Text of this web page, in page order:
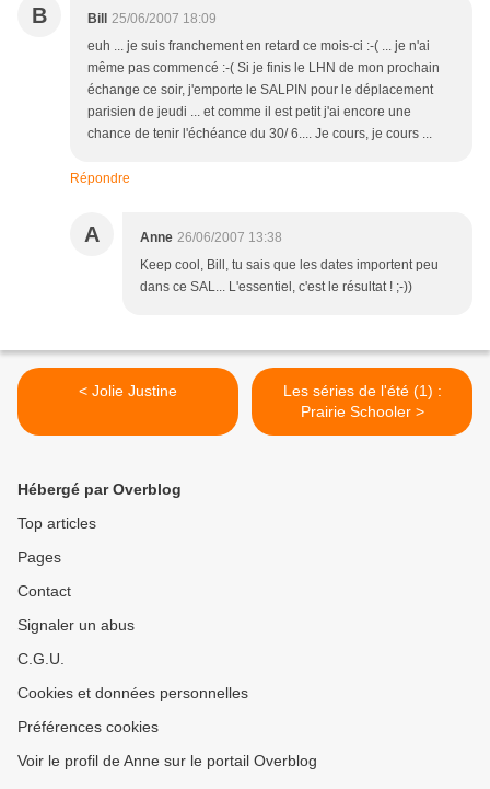
B Bill
25/06/2007 18:09
euh ... je suis franchement en retard ce mois-ci :-( ... je n'ai
même pas commencé :-( Si je finis le LHN de mon prochain
échange ce soir, j'emporte le SALPIN pour le déplacement
parisien de jeudi ... et comme il est petit j'ai encore une
chance de tenir l'échéance du 30/ 6.... Je cours, je cours ...
Répondre
A Anne 26/06/2007 13:38
Keep cool, Bill, tu sais que les dates importent peu
dans ce SAL... L'essentiel, c'est le résultat ! ;-))
< Jolie Justine
Les séries de l'été (1) :
Prairie Schooler >
Hébergé par Overblog
Top articles
Pages
Contact
Signaler un abus
C.G.U.
Cookies et données personnelles
Préférences cookies
Voir le profil de Anne sur le portail Overblog